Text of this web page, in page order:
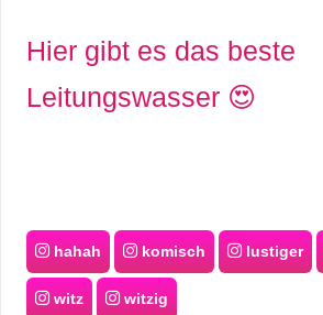
Hier gibt es das beste
Leitungswasser 😍
hahah komisch lustiger
witz witzig